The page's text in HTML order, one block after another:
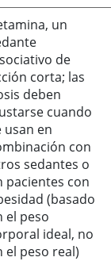
un
de
corta; las
deben
cuando
usan en
con
sedantes o
pacientes con
(basado
el peso
ideal, no
el peso real)